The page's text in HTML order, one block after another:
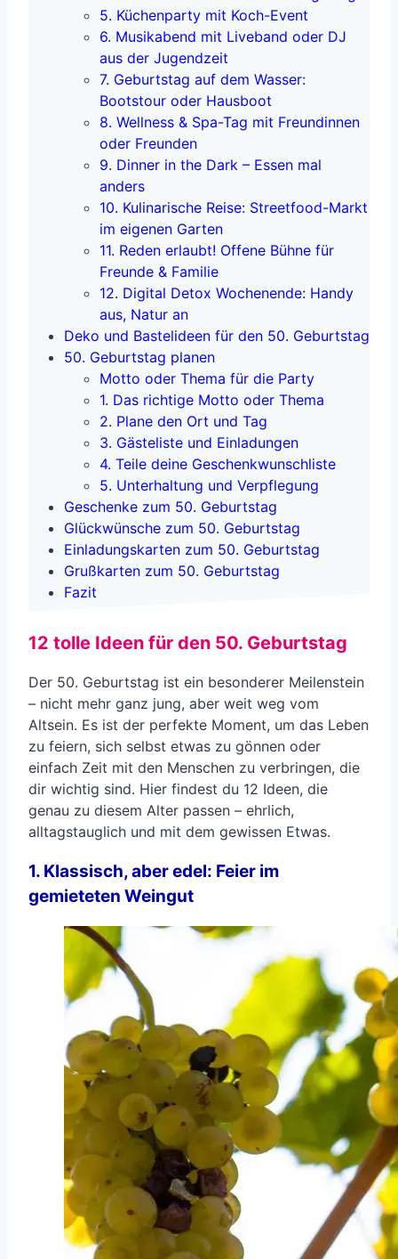
5. Küchenparty mit Koch-Event
6. Musikabend mit Liveband oder DJ
aus der Jugendzeit
7. Geburtstag auf dem Wasser:
Bootstour oder Hausboot
8. Wellness & Spa-Tag mit Freundinnen
oder Freunden
9. Dinner in the Dark – Essen mal
anders
10. Kulinarische Reise: Streetfood-Markt
im eigenen Garten
11. Reden erlaubt! Offene Bühne für
Freunde & Familie
12. Digital Detox Wochenende: Handy
aus, Natur an
Deko und Bastelideen für den 50. Geburtstag
50. Geburtstag planen
Motto oder Thema für die Party
1. Das richtige Motto oder Thema
2. Plane den Ort und Tag
3. Gästeliste und Einladungen
4. Teile deine Geschenkwunschliste
5. Unterhaltung und Verpflegung
Geschenke zum 50. Geburtstag
Glückwünsche zum 50. Geburtstag
Einladungskarten zum 50. Geburtstag
Grußkarten zum 50. Geburtstag
Fazit
12 tolle Ideen für den 50. Geburtstag
Der 50. Geburtstag ist ein besonderer Meilenstein
– nicht mehr ganz jung, aber weit weg vom
Altsein. Es ist der perfekte Moment, um das Leben
zu feiern, sich selbst etwas zu gönnen oder
einfach Zeit mit den Menschen zu verbringen, die
dir wichtig sind. Hier findest du 12 Ideen, die
genau zu diesem Alter passen – ehrlich,
alltagstauglich und mit dem gewissen Etwas.
1. Klassisch, aber edel: Feier im
gemieteten Weingut